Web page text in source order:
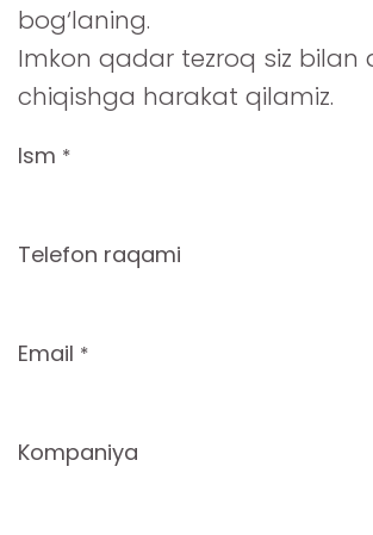
bog‘laning.
Imkon qadar tezroq siz bilan
chiqishga harakat qilamiz.
Ism *
Telefon raqami
Email *
Kompaniya